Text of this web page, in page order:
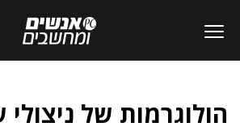
הולוגרמות של